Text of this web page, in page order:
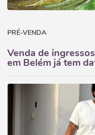
PRÉ-VENDA
Venda de
em Belém já tem